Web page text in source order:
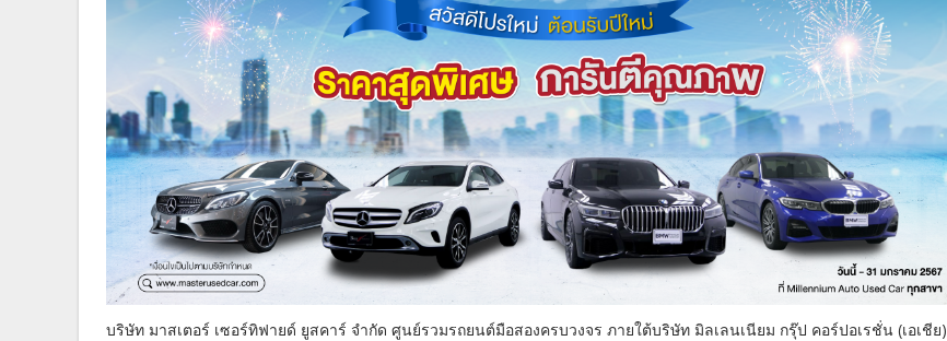
บริษัท มาสเตอร์ เซอร์ทิฟายด์ ยูสคาร์ จำกัด ศูนย์รวมรถยนต์มือสองครบวงจร ภายใต้บริษัท มิลเลนเนียม กรุ๊ป คอร์ปอเรชั่น (เอเชีย)